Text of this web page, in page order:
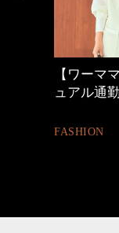
心地よく
とは
FASHION